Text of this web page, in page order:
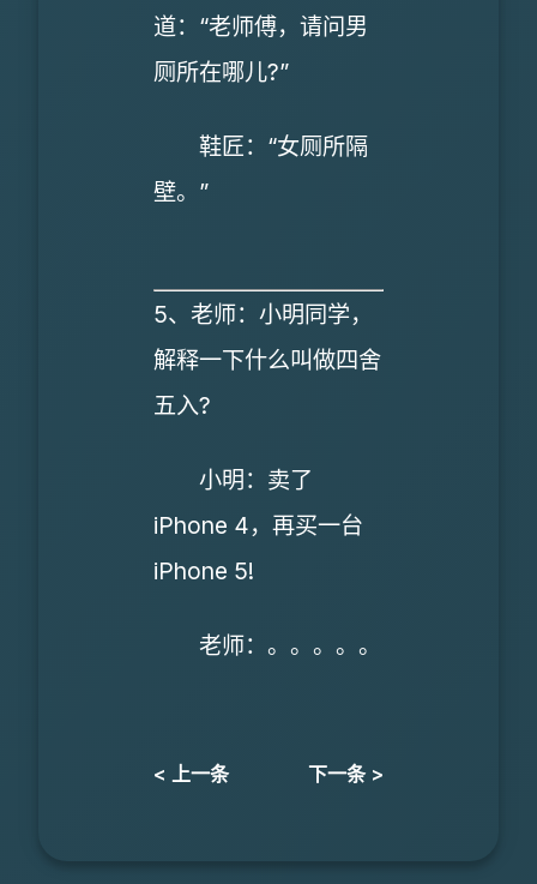
道：“老师傅，请问男
厕所在哪儿?”
鞋匠：“女厕所隔
壁。”
5、老师：小明同学，
解释一下什么叫做四舍
五入?
小明：卖了
iPhone 4，再买一台
iPhone 5!
老师：。。。。。
< 上一条 下一条 >